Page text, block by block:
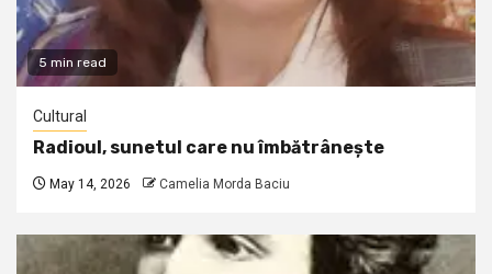
5 min read
Cultural
Radioul, sunetul care nu îmbătrânește
May 14, 2026 Camelia Morda Baciu